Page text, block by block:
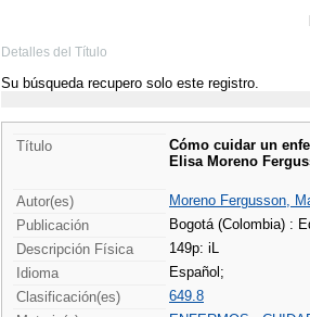
Detalles del Título
Su búsqueda recupero solo este registro.
Título
Cómo cuidar un
Elisa Moreno
Autor(es)
Moreno Fergusson,
Publicación
Bogotá (Colombia) :
Descripción Física
149p: iL
Idioma
Español;
Clasificación(es)
649.8